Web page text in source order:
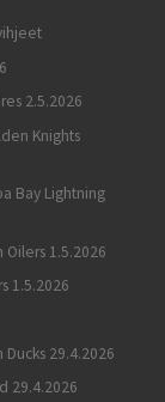
2.5.2026
Knights
Bay Lightning
1.5.2026
1.5.2026
29.4.2026
29.4.2026